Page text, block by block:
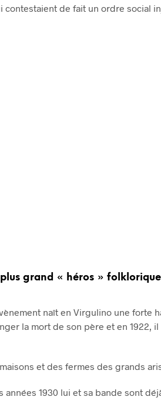
de fait un ordre social
grand « héros »
naît en Virgulino une forte
la mort de son père et en 1922,
et des fermes des grands
1930 lui et sa bande sont